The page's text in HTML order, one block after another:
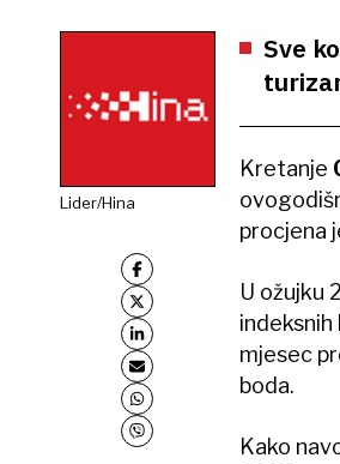
Lider/Hina
Sve
Kretanje
procjena
U ožujku
mjesec
boda.
Kako